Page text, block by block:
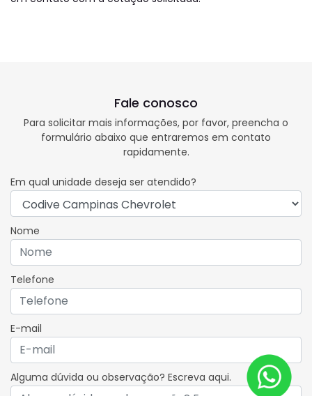
Fale conosco
Para solicitar mais informações, por favor, preencha o
formulário abaixo que entraremos em contato
rapidamente.
Em qual unidade deseja ser atendido?
Nome
Telefone
E-mail
Alguma dúvida ou observação? Escreva aqui.